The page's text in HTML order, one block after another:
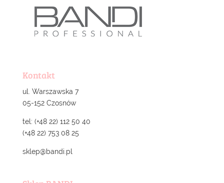
Kontakt
ul. Warszawska 7
05-152 Czosnów
tel: (+48 22) 112 50 40
(+48 22) 753 08 25
sklep@bandi.pl